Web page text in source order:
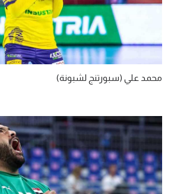
محمد علي (سبورتنج لشبونة)